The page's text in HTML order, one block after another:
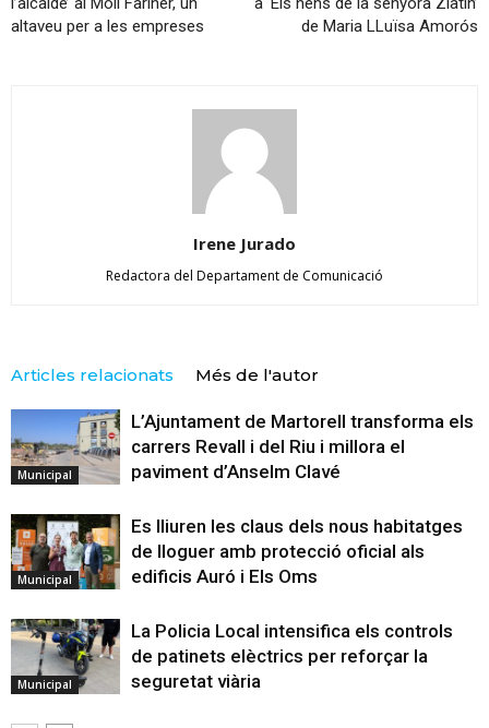
altaveu per a les empreses
de Maria LLuïsa Amorós
Irene Jurado
Redactora del Departament de Comunicació
Articles relacionats Més de l'autor
Municipal
L’Ajuntament de Martorell transforma els
carrers Revall i del Riu i millora el
paviment d’Anselm Clavé
Municipal
Es lliuren les claus dels nous habitatges
de lloguer amb protecció oficial als
edificis Auró i Els Oms
Municipal
La Policia Local intensifica els controls
de patinets elèctrics per reforçar la
seguretat viària